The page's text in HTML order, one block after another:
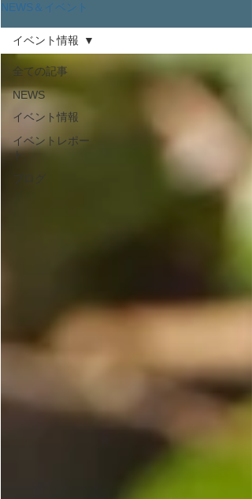
NEWS＆イベント
全ての記事
NEWS
イベント情報
イベントレポー
ト
ブログ
イベント情報